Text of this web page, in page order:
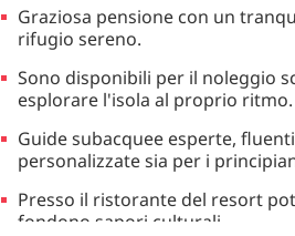
Graziosa pensione con un
rifugio sereno.
Sono disponibili per il noleggio
esplorare l'isola al proprio ritmo.
Guide subacquee esperte,
personalizzate sia per i
Presso il ristorante del resort
fondono sapori culturali.